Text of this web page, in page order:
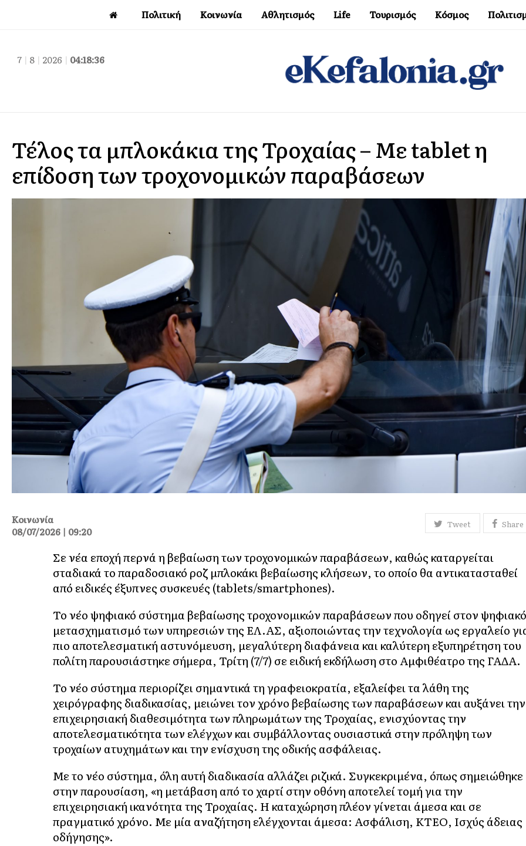
Πολιτική Κοινωνία Αθλητισμός Life Τουρισμός Κόσμος
7 | 8 | 2026 | 04:18:37
Τέλος τα μπλοκάκια της Τροχαίας – Με tablet η
επίδοση των τροχονομικών παραβάσεων
Tweet Share
Κοινωνία
08/07/2026 | 09:20
Σε νέα εποχή περνά η βεβαίωση των τροχονομικών παραβάσεων, καθώς καταργείται
σταδιακά το παραδοσιακό ροζ μπλοκάκι βεβαίωσης κλήσεων, το οποίο θα αντικατασταθεί
από ειδικές έξυπνες συσκευές (tablets/smartphones).
Το νέο ψηφιακό σύστημα βεβαίωσης τροχονομικών παραβάσεων που οδηγεί στον ψηφιακό
μετασχηματισμό των υπηρεσιών της ΕΛ.ΑΣ, αξιοποιώντας την τεχνολογία ως εργαλείο
πιο αποτελεσματική αστυνόμευση, μεγαλύτερη διαφάνεια και καλύτερη εξυπηρέτηση του
πολίτη παρουσιάστηκε σήμερα, Τρίτη (7/7) σε ειδική εκδήλωση στο Αμφιθέατρο της ΓΑΔΑ.
Το νέο σύστημα περιορίζει σημαντικά τη γραφειοκρατία, εξαλείφει τα λάθη της
χειρόγραφης διαδικασίας, μειώνει τον χρόνο βεβαίωσης των παραβάσεων και αυξάνει την
επιχειρησιακή διαθεσιμότητα των πληρωμάτων της Τροχαίας, ενισχύοντας την
αποτελεσματικότητα των ελέγχων και συμβάλλοντας ουσιαστικά στην πρόληψη των
τροχαίων ατυχημάτων και την ενίσχυση της οδικής ασφάλειας.
Με το νέο σύστημα, όλη αυτή διαδικασία αλλάζει ριζικά. Συγκεκριμένα, όπως σημειώθηκε
στην παρουσίαση, «η μετάβαση από το χαρτί στην οθόνη αποτελεί τομή για την
επιχειρησιακή ικανότητα της Τροχαίας. ​Η καταχώρηση πλέον γίνεται άμεσα και σε
πραγματικό χρόνο. ​Με μία αναζήτηση ελέγχονται άμεσα: ​Ασφάλιση, ΚΤΕΟ, Ισχύς άδειας
οδήγησης».